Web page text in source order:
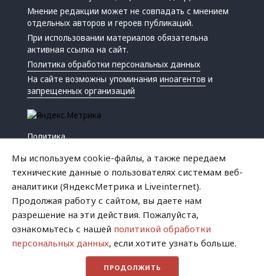
Мнение редакции может не совпадать с мнением
отдельных авторов и героев публикаций.
При использовании материалов обязательна
активная ссылка на сайт.
Политика обработки персональных данных
На сайте возможны упоминанияиноагентов и
запрещенных организаций
Политика
Криминал
Успех
Хватит это терпеть
Мы используем cookie-файлы, а также передаем
технические данные о пользователях системам веб-
аналитики (ЯндексМетрика и Liveinternet).
Продолжая работу с сайтом, вы даете нам
разрешение на эти действия. Пожалуйста,
ознакомьтесь с нашей политикой обработки
персональных данных, если хотите узнать больше.
ПРОДОЛЖИТЬ